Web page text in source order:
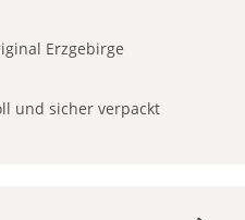
Erzgebirge
und sicher verpackt